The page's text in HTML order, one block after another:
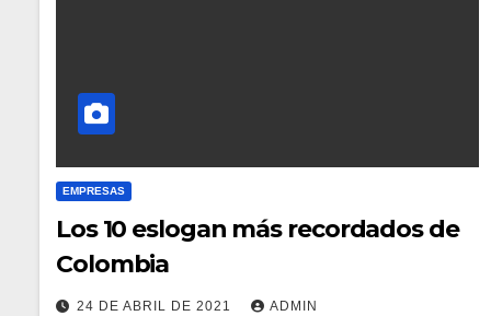
EMPRESAS
Los 10 eslogan más recordados de
Colombia
24 DE ABRIL DE 2021 ADMIN